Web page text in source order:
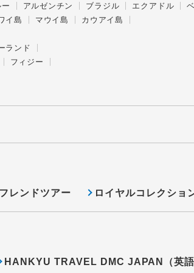
アルゼンチン ブラジル エクアドル
イ島 マウイ島
カウアイ島
ランド
フィジー
フレンドツアー ロイヤルコレクショ
HANKYU TRAVEL DMC JAPAN（英語